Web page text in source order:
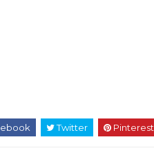
Twitter Pinterest